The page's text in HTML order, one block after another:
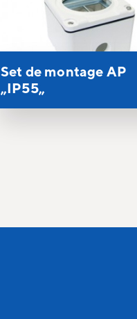
Set de montage AP
„IP55„